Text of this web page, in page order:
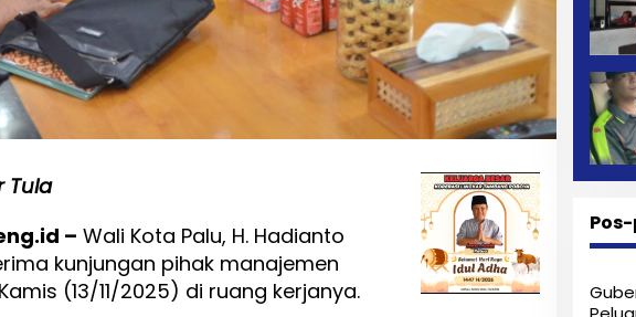
Tula
– Wali Kota Palu, H. Hadianto
kunjungan pihak manajemen
(13/11/2025) di ruang kerjanya.